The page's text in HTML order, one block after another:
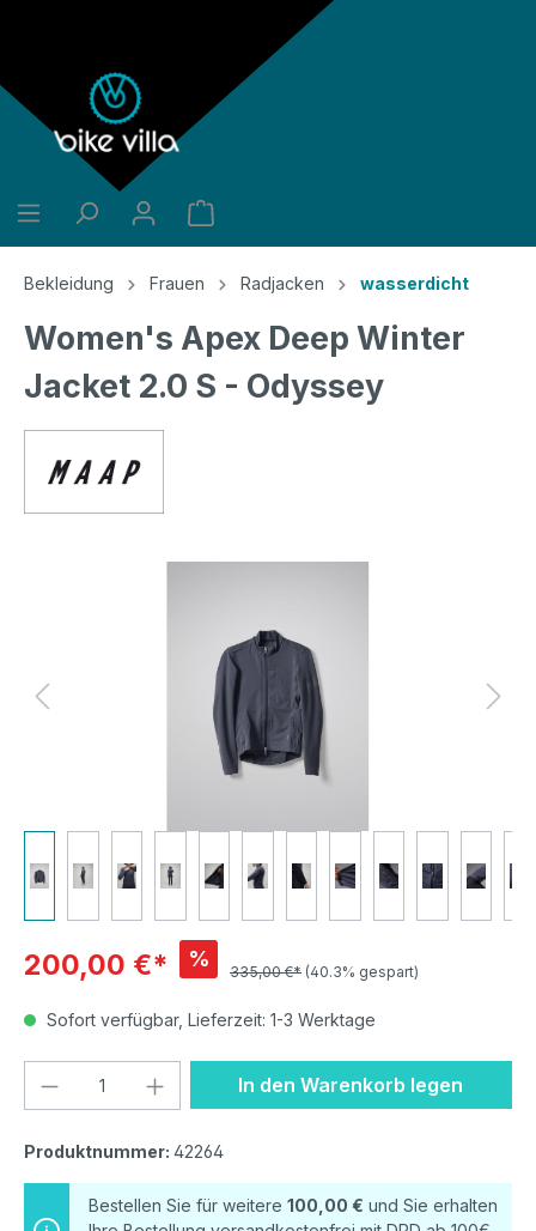
Bekleidung Frauen Radjacken wasserdicht
Women's Apex Deep Winter
Jacket 2.0 S - Odyssey
200,00 €* %
335,00 €* (40.3% gespart)
Sofort verfügbar, Lieferzeit: 1-3 Werktage
Produkt Anzahl: Gib denIn den Warenkorb legen
Produktnummer: 42264
Bestellen Sie für weitere 100,00 € und Sie erhalten